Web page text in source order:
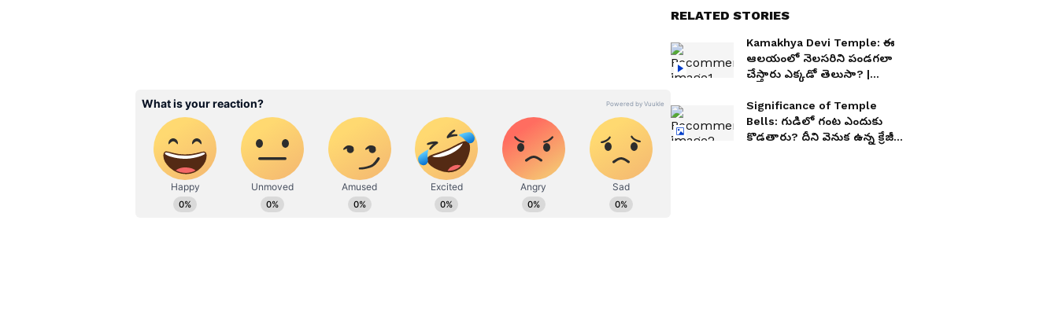
Kamakhya Devi Temple: ఈ
ఆలయంలో నెలసరిని పండగలా
చేస్తారు ఎక్కడో తెలుసా? | Asianet
News Telugu
Significance of Temple Bells:
గుడిలో గంట ఎందుకు కొడతారు?
దీని వెనుక ఉన్న క్రేజీ సైన్స్ ఏంటో
తెలుసా?
RELATED STORIES
Kamakhya Devi Temple: ఈ
ఆలయంలో నెలసరిని పండగలా
చేస్తారు ఎక్కడో తెలుసా? |
Significance of Temple
Bells: గుడిలో గంట ఎందుకు
కొడతారు? దీని వెనుక ఉన్న క్రేజీ